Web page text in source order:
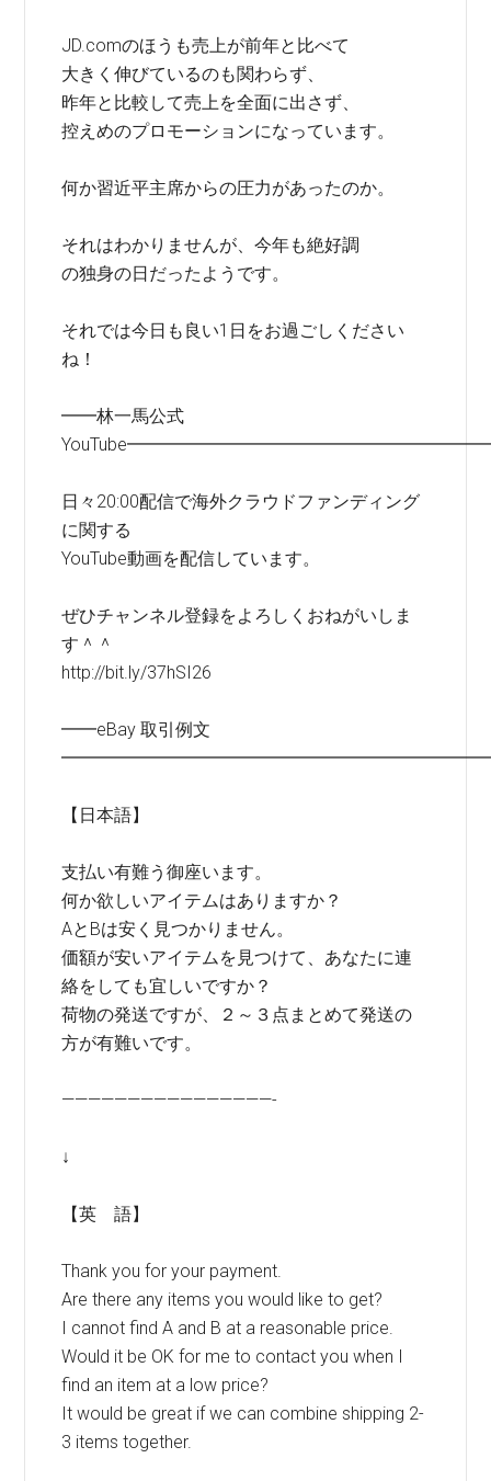
JD.comのほうも売上が前年と比べて
大きく伸びているのも関わらず、
昨年と比較して売上を全面に出さず、
控えめのプロモーションになっています。
何か習近平主席からの圧力があったのか。
それはわかりませんが、今年も絶好調
の独身の日だったようです。
それでは今日も良い1日をお過ごしください
ね！
━━林一馬公式
日々20:00配信で海外クラウドファンディング
に関する
YouTube動画を配信しています。
ぜひチャンネル登録をよろしくおねがいしま
す＾＾
http://bit.ly/37hSI26
━━eBay 取引例文
【日本語】
支払い有難う御座います。
何か欲しいアイテムはありますか？
AとBは安く見つかりません。
価額が安いアイテムを見つけて、あなたに連
絡をしても宜しいですか？
荷物の発送ですが、２～３点まとめて発送の
方が有難いです。
————————————————-
↓
【英 語】
Thank you for your payment.
Are there any items you would like to get?
I cannot find A and B at a reasonable price.
Would it be OK for me to contact you when I
find an item at a low price?
It would be great if we can combine shipping 2-
3 items together.